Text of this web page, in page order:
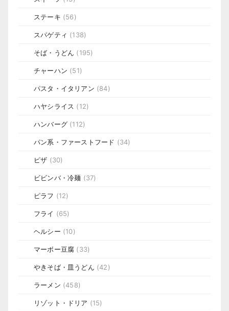
ステーキ (56)
スパゲティ (138)
そば・うどん (195)
チャーハン (51)
パスタ・イタリアン (84)
ハヤシライス (12)
ハンバーグ (112)
パン系・ファーストフード (34)
ピザ (30)
ビビンバ・冷麺 (37)
ピラフ (12)
フライ (65)
ヘルシー (10)
マーボー豆腐 (33)
やきそば・皿うどん (42)
ラーメン (458)
リゾット・ドリア (15)